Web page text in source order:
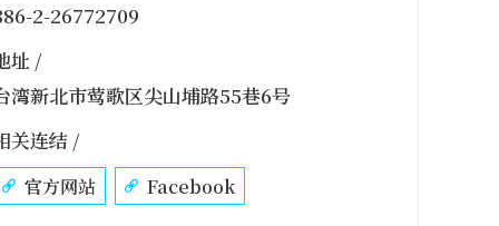
2-26772709
址 /
湾新北市莺歌区尖山埔路55巷6号
关连结 /
官方网站 Facebook